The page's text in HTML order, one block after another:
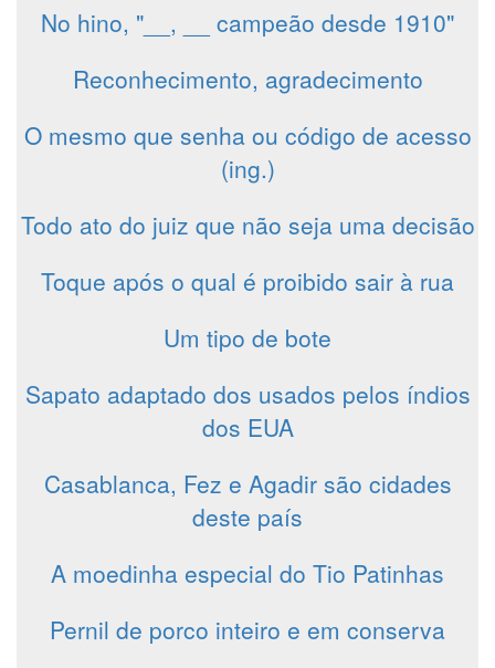
No hino, "__, __ campeão desde 1910"
Reconhecimento, agradecimento
O mesmo que senha ou código de acesso
(ing.)
Todo ato do juiz que não seja uma decisão
Toque após o qual é proibido sair à rua
Um tipo de bote
Sapato adaptado dos usados pelos índios
dos EUA
Casablanca, Fez e Agadir são cidades
deste país
A moedinha especial do Tio Patinhas
Pernil de porco inteiro e em conserva